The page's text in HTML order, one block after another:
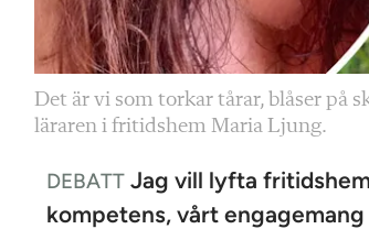
Det är vi som torkar tårar, blåser på
läraren i fritidshem Maria Ljung.
DEBATT Jag vill lyfta
kompetens, vårt